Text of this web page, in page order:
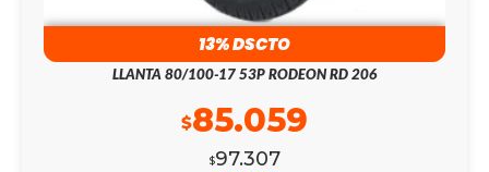
13% DSCTO
LLANTA 80/100-17 53P RODEON RD 206
$97.307
$85.059